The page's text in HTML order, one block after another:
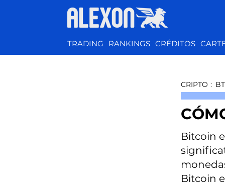
TRADING RANKINGS CRÉDITOS
CRIPTO :
Bitcoin
Bitcoin